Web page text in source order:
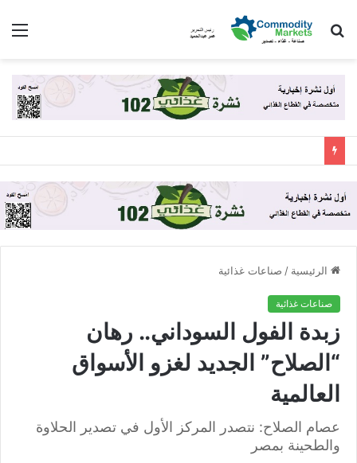
بحث
الرئيسية / صناعات غذائية
صناعات غذائية
زبدة الفول السوداني.. رهان
“الصلاح” الجديد لغزو الأسواق
العالمية
عصام الصلاح: نتصدر المركز الأول في تصدير الحلاوة
والطحينة بمصر